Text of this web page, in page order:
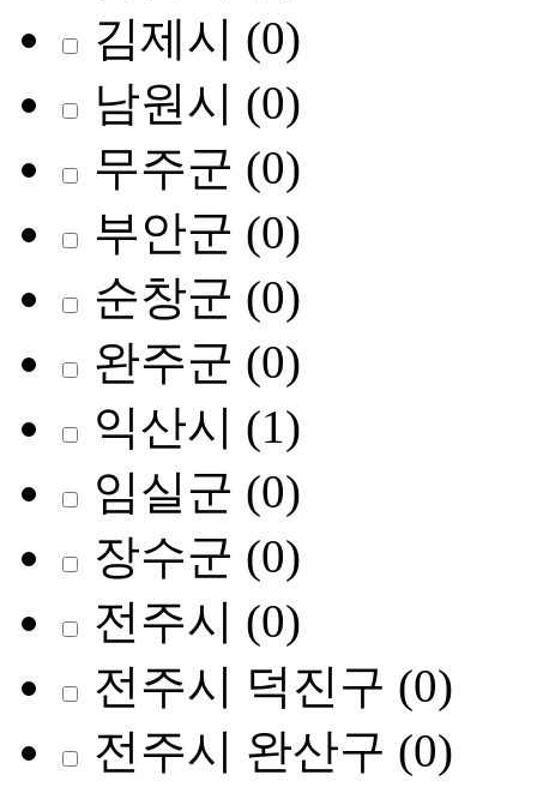
김제시 (0)
남원시 (0)
무주군 (0)
부안군 (0)
순창군 (0)
완주군 (0)
익산시 (1)
임실군 (0)
장수군 (0)
전주시 (0)
전주시 덕진구 (0)
전주시 완산구 (0)